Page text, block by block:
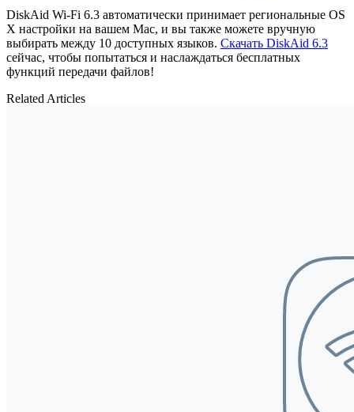
DiskAid Wi-Fi 6.3 автоматически принимает региональные OS
X настройки на вашем Mac, и вы также можете вручную
выбирать между 10 доступных языков. Скачать DiskAid 6.3
сейчас, чтобы попытаться и наслаждаться бесплатных
функций передачи файлов!
Related Articles